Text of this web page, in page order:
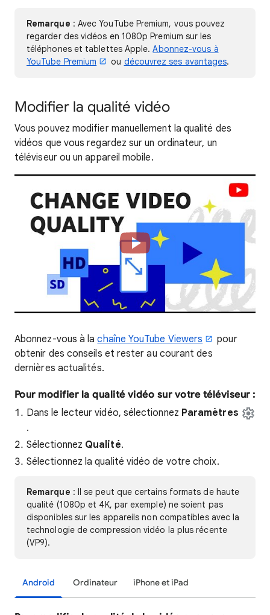
Remarque : Avec YouTube Premium, vous pouvez
regarder des vidéos en 1080p Premium sur les
téléphones et tablettes Apple.Abonnez-vous à
YouTube Premium
ou découvrez ses avantages.
Modifier la qualité vidéo
Vous pouvez modifier manuellement la qualité des
vidéos que vous regardez sur un ordinateur, un
téléviseur ou un appareil mobile.
Abonnez-vous à lachaîne YouTube Viewers
pour
obtenir des conseils et rester au courant des
dernières actualités.
Pour modifier la qualité vidéo sur votre téléviseur :
Dans le lecteur vidéo, sélectionnez Paramètres
.
Sélectionnez Qualité.
Sélectionnez la qualité vidéo de votre choix.
Remarque : Il se peut que certains formats de haute
qualité (1080p et 4K, par exemple) ne soient pas
disponibles sur les appareils non compatibles avec la
technologie de compression vidéo la plus récente
(VP9).
Android Ordinateur iPhone et iPad